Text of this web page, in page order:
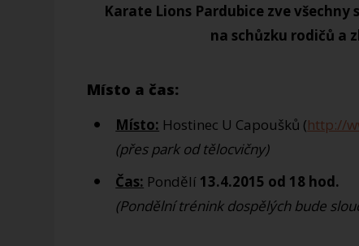
Karate Lions Pardubice zve
na schůzku rodičů a
Místo a čas:
Místo: Hostinec U Capoušků (http://
(přes park od tělocvičny)
Čas: Pondělí 13.4.2015 od 18 hod.
(Pondělní trénink dospělých bude